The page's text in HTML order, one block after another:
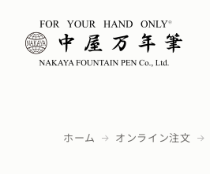
ホーム オンライン注文